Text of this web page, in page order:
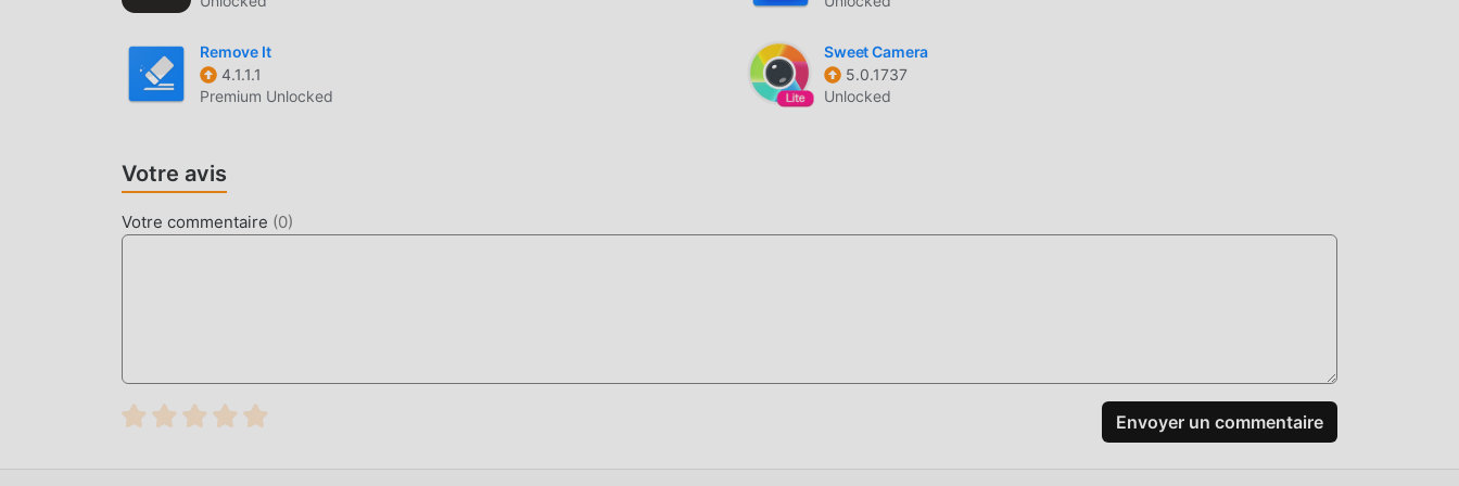
Remove It
4.1.1.1
Premium Unlocked
Sweet Camera
5.0.1737
Unlocked
Votre avis
Votre commentaire (0)
Envoyer un commentaire